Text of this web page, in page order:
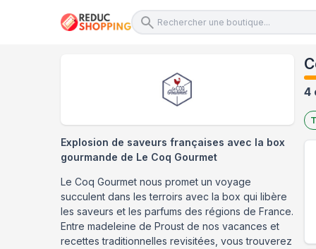
4
Explosion de saveurs françaises avec la box
gourmande de Le Coq Gourmet
Le Coq Gourmet nous promet un voyage
succulent dans les terroirs avec la box qui libère
les saveurs et les parfums des régions de France.
Entre madeleine de Proust de nos vacances et
recettes traditionnelles revisitées, vous trouverez